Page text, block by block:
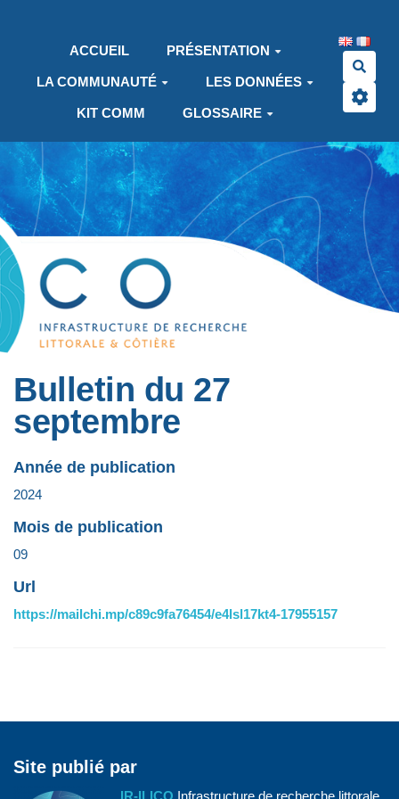
ACCUEIL
PRÉSENTATION
LA COMMUNAUTÉ LES DONNÉES
KIT COMM GLOSSAIRE
Bulletin du 27
septembre
Année de publication
2024
Mois de publication
09
Url
https://mailchi.mp/c89c9fa76454/e4lsl17kt4-17955157
Site publié par
IR-ILICO Infrastructure de recherche littorale